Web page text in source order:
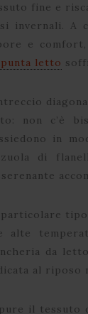
fine e
invernali. A
e
letto
non c’è
in
di
particolare
alte
da
al riposo
il tessuto